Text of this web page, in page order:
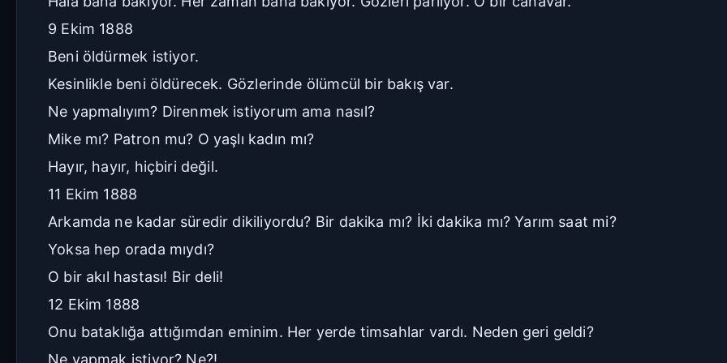
9 Ekim 1888
Beni öldürmek istiyor.
Kesinlikle beni öldürecek. Gözlerinde ölümcül bir bakış var.
Ne yapmalıyım? Direnmek istiyorum ama nasıl?
Mike mı? Patron mu? O yaşlı kadın mı?
Hayır, hayır, hiçbiri değil.
11 Ekim 1888
Arkamda ne kadar süredir dikiliyordu? Bir dakika mı? İki dakika mı? Yarım saat mi?
Yoksa hep orada mıydı?
O bir akıl hastası! Bir deli!
12 Ekim 1888
Onu bataklığa attığımdan eminim. Her yerde timsahlar vardı. Neden geri geldi?
Ne yapmak istiyor? Ne?!